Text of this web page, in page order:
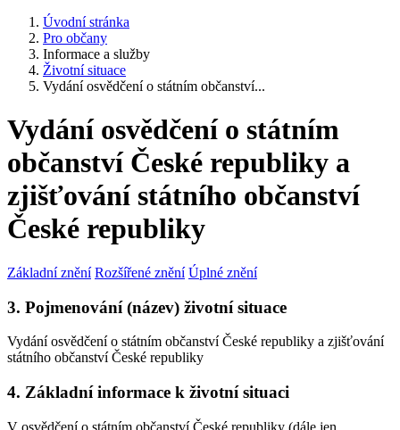
Úvodní stránka
Pro občany
Informace a služby
Životní situace
Vydání osvědčení o státním občanství...
Vydání osvědčení o státním
občanství České republiky a
zjišťování státního občanství
České republiky
Základní znění Rozšířené znění Úplné znění
3. Pojmenování (název) životní situace
Vydání osvědčení o státním občanství České republiky a zjišťování
státního občanství České republiky
4. Základní informace k životní situaci
V osvědčení o státním občanství České republiky (dále jen